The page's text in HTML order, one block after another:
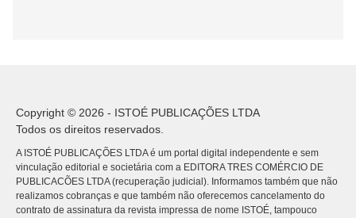
Copyright © 2026 - ISTOÉ PUBLICAÇÕES LTDA
Todos os direitos reservados.
A ISTOÉ PUBLICAÇÕES LTDA é um portal digital independente e sem
vinculação editorial e societária com a EDITORA TRES COMÉRCIO DE
PUBLICACÕES LTDA (recuperação judicial). Informamos também que não
realizamos cobranças e que também não oferecemos cancelamento do
contrato de assinatura da revista impressa de nome ISTOÉ, tampouco